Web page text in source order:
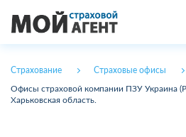
Страхование Страховые офисы
Офисы страховой компании ПЗУ Украина
Харьковская область.